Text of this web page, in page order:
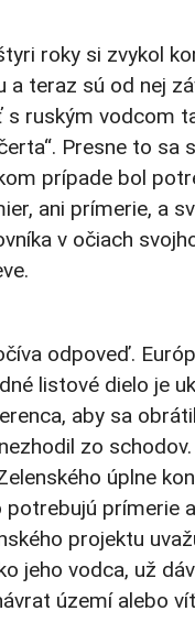
roky si zvykol
a teraz sú od nej
s ruským vodcom
Presne to
prípade bol
ani prímerie, a
v očiach
odpoveď.
listové dielo je
aby sa
zo
úplne
potrebujú prímerie
projektu
jeho vodca, už
území alebo